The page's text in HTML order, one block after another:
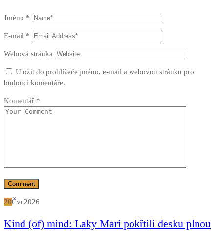
Jméno *
E-mail *
Webová stránka
Uložit do prohlížeče jméno, e-mail a webovou stránku pro
budoucí komentáře.
Komentář *
20Čvc2026
Kind (of) mind: Laky Mari pokřtili desku plnou